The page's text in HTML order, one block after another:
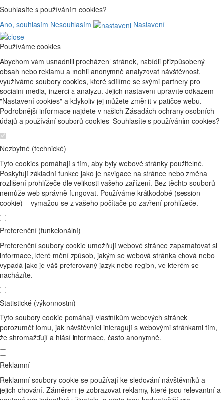
Souhlasíte s používáním cookies?
Ano, souhlasím Nesouhlasím Nastavení
Používáme cookies
Abychom vám usnadnili procházení stránek, nabídli přizpůsobený
obsah nebo reklamu a mohli anonymně analyzovat návštěvnost,
využíváme soubory cookies, které sdílíme se svými partnery pro
sociální média, inzerci a analýzu. Jejich nastavení upravíte odkazem
"Nastavení cookies" a kdykoliv jej můžete změnit v patičce webu.
Podrobnější informace najdete v našich Zásadách ochrany osobních
údajů a používání souborů cookies. Souhlasíte s používáním cookies?
Nezbytné (technické)
Tyto cookies pomáhají s tím, aby byly webové stránky použitelné.
Poskytují základní funkce jako je navigace na stránce nebo změna
rozlišení prohlížeče dle velikosti vašeho zařízení. Bez těchto souborů
nemůže web správně fungovat. Používáme krátkodobé (session
cookie) – vymažou se z vašeho počítače po zavření prohlížeče.
Preferenční (funkcionální)
Preferenční soubory cookie umožňují webové stránce zapamatovat si
informace, které mění způsob, jakým se webová stránka chová nebo
vypadá jako je váš preferovaný jazyk nebo region, ve kterém se
nacházíte.
Statistické (výkonnostní)
Tyto soubory cookie pomáhají vlastníkům webových stránek
porozumět tomu, jak návštěvníci interagují s webovými stránkami tím,
že shromažďují a hlásí informace, často anonymně.
Reklamní
Reklamní soubory cookie se používají ke sledování návštěvníků a
jejich chování. Záměrem je zobrazovat reklamy, které jsou relevantní a